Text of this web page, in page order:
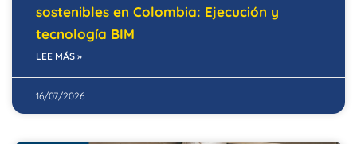
sostenibles en Colombia: Ejecución y
tecnología BIM
LEE MÁS »
16/07/2026